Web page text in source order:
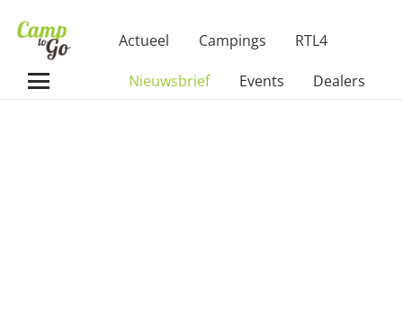
Actueel Campings RTL4
Nieuwsbrief Events Dealers